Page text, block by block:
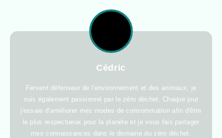
Cédric
Fervent défenseur de l'environnement et des animaux, je
suis également passionné par le zéro déchet. Chaque jour
j'essaie d'améliorer mes modes de consommation afin d'être
le plus respectueux pour la planète et je vous fais partager
mes connaissances dans le domaine du zéro déchet.